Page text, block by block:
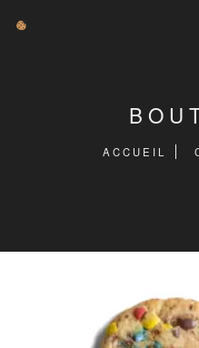
ACCUEIL